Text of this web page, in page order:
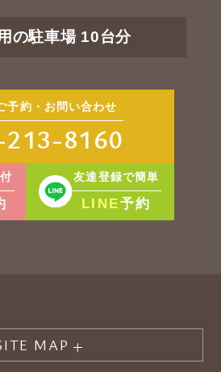
の駐車場 10台分
予約・お問い合わせ
8160
友達登録で簡単
LINE予約
MAP